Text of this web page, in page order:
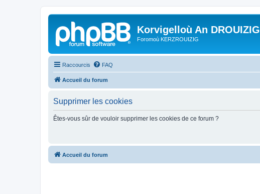
Korvigelloù An DROUIZIG
Foromoù KERZROUIZIG
Raccourcis FAQ
Accueil du forum
Supprimer les cookies
Êtes-vous sûr de vouloir supprimer les cookies de ce forum ?
Accueil du forum